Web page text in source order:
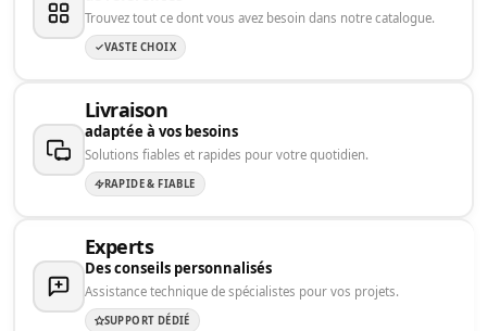
Trouvez tout ce dont vous avez besoin dans notre catalogue.
VASTE CHOIX
Livraison
adaptée à vos besoins
Solutions fiables et rapides pour votre quotidien.
RAPIDE & FIABLE
Experts
Des conseils personnalisés
Assistance technique de spécialistes pour vos projets.
SUPPORT DÉDIÉ